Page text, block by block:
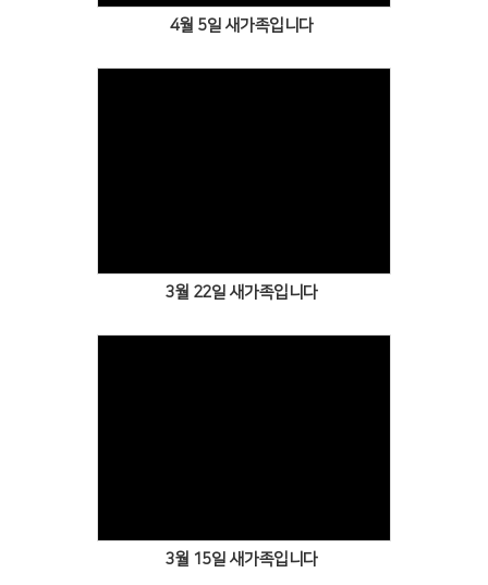
4월 5일 새가족입니다
3월 22일 새가족입니다
3월 15일 새가족입니다